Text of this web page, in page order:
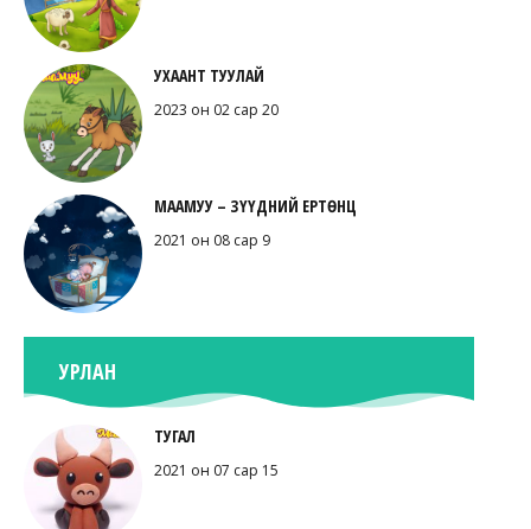
УХААНТ ТУУЛАЙ
2023 он 02 сар 20
МААМУУ – ЗҮҮДНИЙ ЕРТӨНЦ
2021 он 08 сар 9
УРЛАН
ТУГАЛ
2021 он 07 сар 15